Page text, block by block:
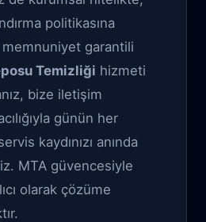
politikasına
memnuniyet garantili
Temizliği hizmeti
bize iletişim
günün her
kaydınızı anında
MTA güvencesiyle
olarak çözüme